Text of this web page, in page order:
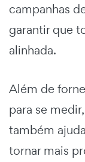
campanhas
garantir que
alinhada.
Além de
para se
também
tornar mais